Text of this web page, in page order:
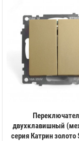
двухклавишный
серия Катрин золото